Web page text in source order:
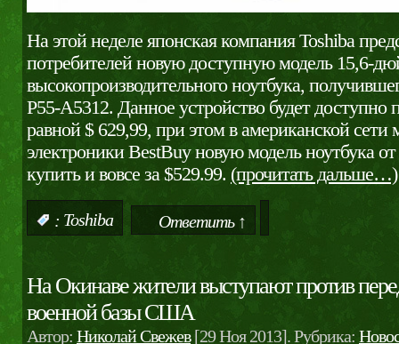
На этой неделе японская компания Toshiba
потребителей новую доступную модель 15,6-
высокопроизводительного ноутбука,
P55-A5312. Данное устройство будет доступно
равной $ 629,99, при этом в американской сети
электроники BestBuy новую модель ноутбука
купить и вовсе за $529.99. (прочитать дальше…)
: Toshiba Ответить ↑
На Окинаве жители выступают против
военной базы США
Автор: Николай Свежев[29 Ноя 2013]. Рубрика: